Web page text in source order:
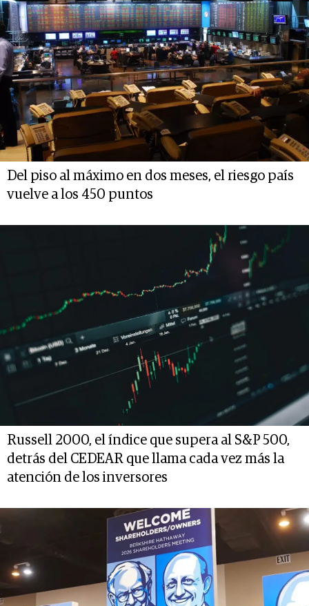
Del piso al máximo en dos meses, el riesgo país
vuelve a los 450 puntos
Russell 2000, el índice que supera al S&P 500,
detrás del CEDEAR que llama cada vez más la
atención de los inversores